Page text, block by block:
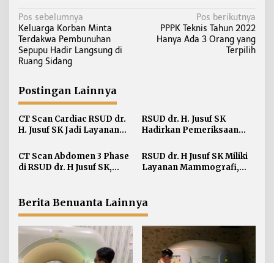
N
a
v
i
a
s
i
p
o
s
Pos sebelumnya
Keluarga Korban Minta
Terdakwa Pembunuhan
Sepupu Hadir Langsung di
Ruang Sidang
Pos berikutnya
PPPK Teknis Tahun 2022
Hanya Ada 3 Orang yang
Terpilih
Postingan Lainnya
CT Scan Cardiac RSUD dr.
H. Jusuf SK Jadi Layanan
di Kaltara
RSUD dr. H. Jusuf SK
Hadirkan Pemeriksaan
dengan MRI Lumbosacral
CT Scan Abdomen 3 Phase
di RSUD dr. H Jusuf SK,
Hati
RSUD dr. H Jusuf SK Miliki
Layanan Mammografi,
Berita Benuanta Lainnya